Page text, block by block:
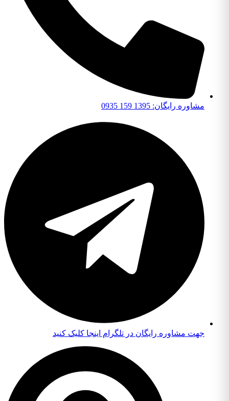
مشاوره رایگان: 1395 159 0935
جهت مشاوره رایگان در تلگرام اینجا کلیک کنید